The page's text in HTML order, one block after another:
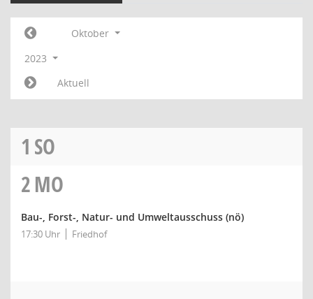
Oktober
2023
Aktuell
1 SO
2MO
Bau-, Forst-, Natur- und Umweltausschuss (nö)
17:30 Uhr Friedhof